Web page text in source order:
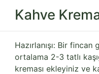
Kahve
Hazırlanışı: Bir
ortalama 2-3 tatlı
kreması ekleyiniz ve